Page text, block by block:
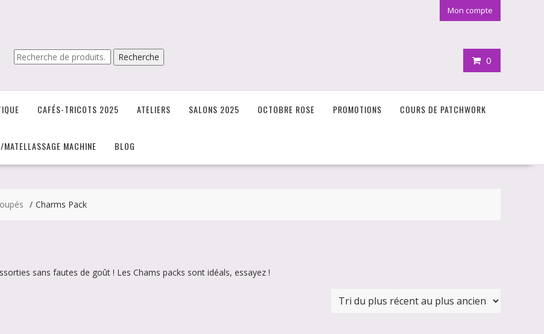
Mon compte
0
Recherche
pour :
Recherche
CAFÉS-TRICOTS 2025 ATELIERS SALONS 2025 OCTOBRE ROSE PROMOTIONS COURS DE PATCHWORK
MACHINE BLOG
Charms Pack
sans fautes de goût ! Les Chams packs sont idéals, essayez !